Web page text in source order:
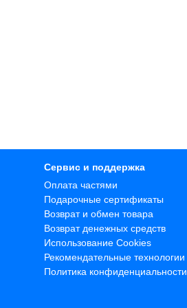
Сервис и поддержка
Оплата частями
Подарочные сертификаты
Возврат и обмен товара
Возврат денежных средств
Использование Cookies
Рекомендательные технологии
Политика конфиденциальности